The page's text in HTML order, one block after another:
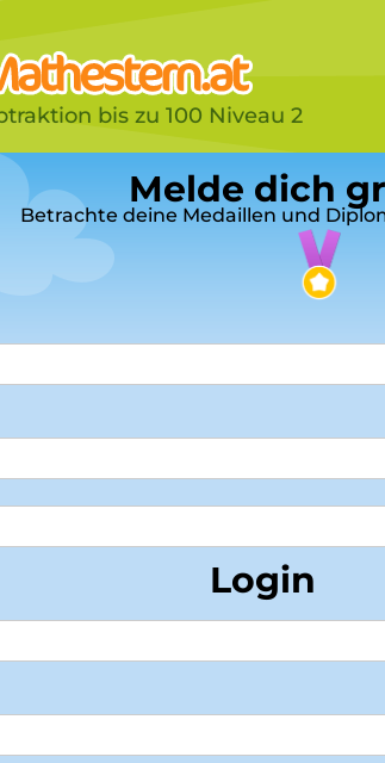
bis zu 100 Niveau 2
Melde dich
Betrachte deine Medaillen und
Login